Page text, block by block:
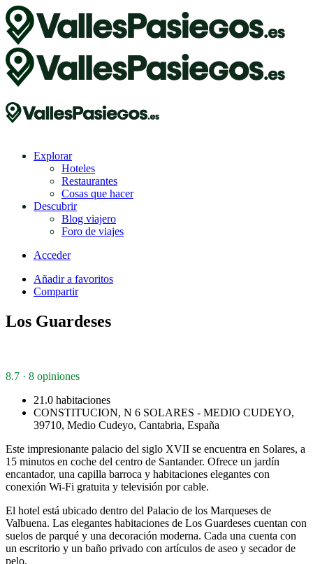
Explorar
Hoteles
Restaurantes
Cosas que hacer
Descubrir
Blog viajero
Foro de viajes
Acceder
Añadir a favoritos
Compartir
Los Guardeses
8.7 · 8 opiniones
21.0 habitaciones
CONSTITUCION, N 6 SOLARES - MEDIO CUDEYO,
39710, Medio Cudeyo, Cantabria, España
Este impresionante palacio del siglo XVII se encuentra en Solares, a
15 minutos en coche del centro de Santander. Ofrece un jardín
encantador, una capilla barroca y habitaciones elegantes con
conexión Wi-Fi gratuita y televisión por cable.
El hotel está ubicado dentro del Palacio de los Marqueses de
Valbuena. Las elegantes habitaciones de Los Guardeses cuentan con
suelos de parqué y una decoración moderna. Cada una cuenta con
un escritorio y un baño privado con artículos de aseo y secador de
pelo.